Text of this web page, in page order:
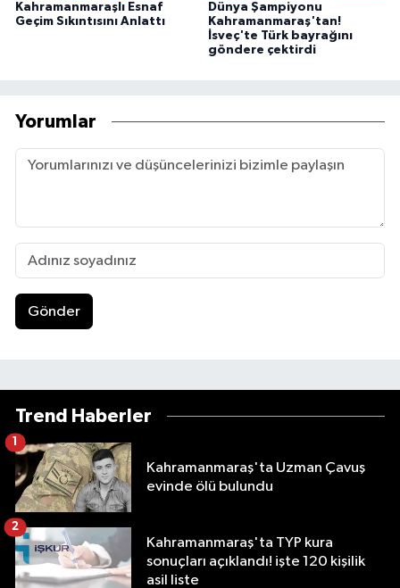
Kahramanmaraşlı Esnaf
Geçim Sıkıntısını Anlattı
Dünya Şampiyonu
Kahramanmaraş'tan!
İsveç'te Türk bayrağını
göndere çektirdi
Yorumlar
Gönder
Trend Haberler
Kahramanmaraş'ta Uzman Çavuş
evinde ölü bulundu
1
Kahramanmaraş'ta TYP kura
sonuçları açıklandı! işte 120 kişilik
asil liste
2